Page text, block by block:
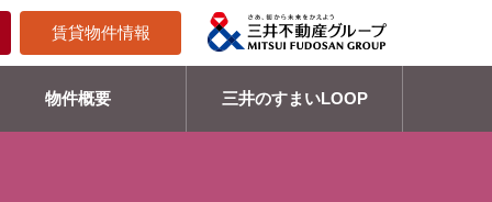
賃貸物件情報
物件概要 三井のすまいLOOP